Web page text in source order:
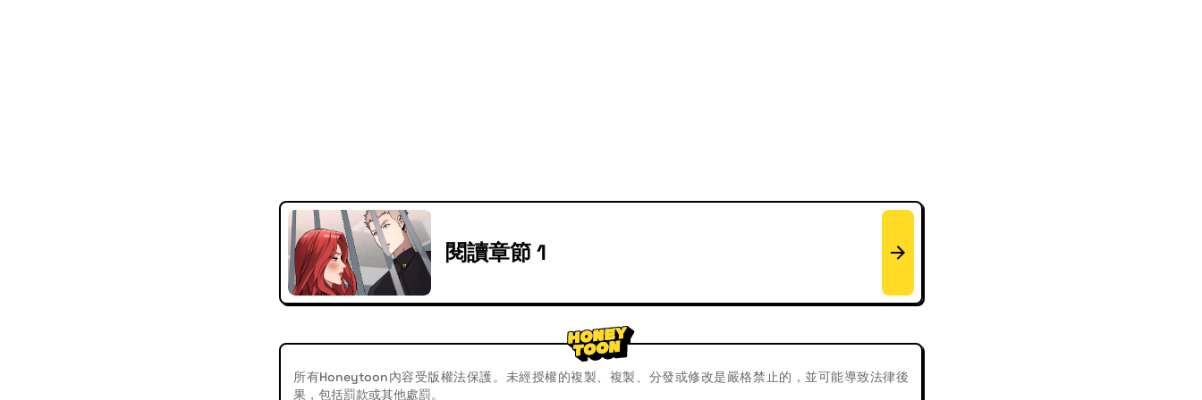
閱讀章節 1
所有Honeytoon內容受版權法保護。未經授權的複製、複製、分發或修改是嚴格禁止的，並可能導致法律後
果，包括罰款或其他處罰。